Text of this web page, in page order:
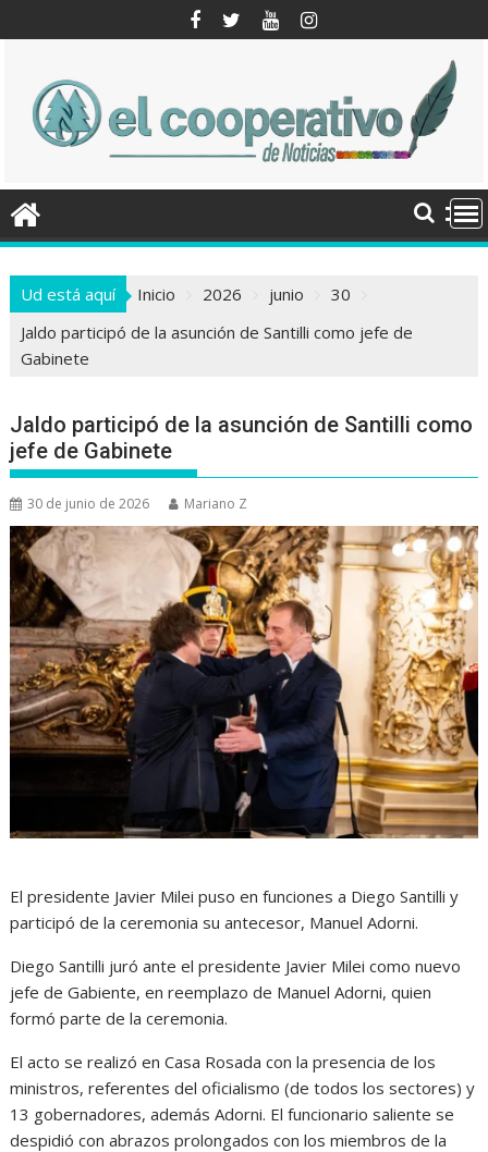
al
Ud está aquí Inicio 2026 junio
30
Jaldo participó de la asunción de Santilli como jefe de
Gabinete
Jaldo participó de la asunción de Santilli como
jefe de Gabinete
30 de junio de 2026 Mariano Z
El presidente Javier Milei puso en funciones a Diego Santilli y
participó de la ceremonia su antecesor, Manuel Adorni.
Diego Santilli juró ante el presidente Javier Milei como nuevo
jefe de Gabiente, en reemplazo de Manuel Adorni, quien
formó parte de la ceremonia.
El acto se realizó en Casa Rosada con la presencia de los
ministros, referentes del oficialismo (de todos los sectores) y
13 gobernadores, además Adorni. El funcionario saliente se
despidió con abrazos prolongados con los miembros de la